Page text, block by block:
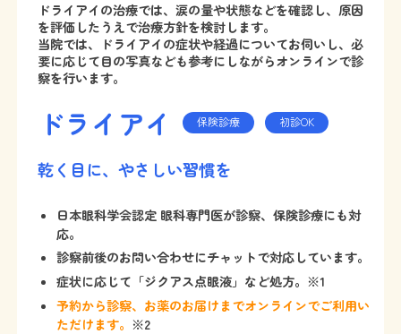
ドライアイの治療では、涙の量や状態などを確認し、原因
を評価したうえで治療方針を検討します。
当院では、ドライアイの症状や経過についてお伺いし、必
要に応じて目の写真なども参考にしながらオンラインで診
察を行います。
ドライアイ 保険診療 初診OK
乾く目に、やさしい習慣を
日本眼科学会認定 眼科専門医が診察、保険診療にも対
応。
診察前後のお問い合わせにチャットで対応しています。
症状に応じて「ジクアス点眼液」など処方。※1
予約から診察、お薬のお届けまでオンラインでご利用い
ただけます。 ※2